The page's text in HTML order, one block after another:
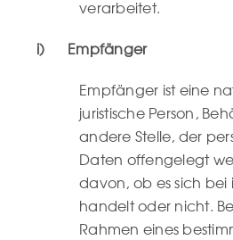
verarbeitet.
i) Empfänger
Empfänger ist eine
juristische Person,
andere Stelle, der
Daten offengelegt
davon, ob es sich bei
handelt oder nicht.
Rahmen eines